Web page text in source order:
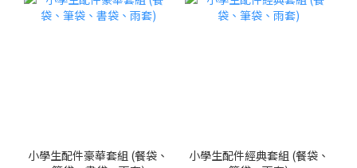
小學生配件豪華套組 (餐袋、
小學生配件經典套組 (餐袋、